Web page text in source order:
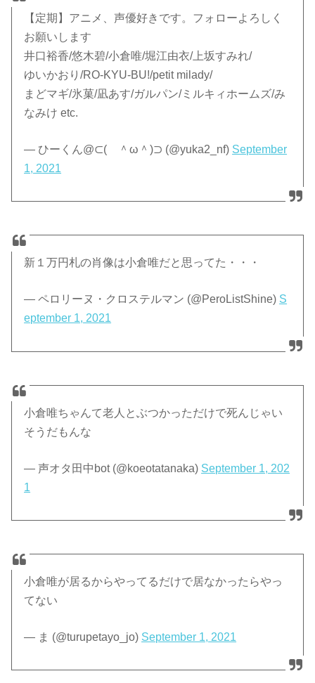
【定期】アニメ、声優好きです。フォローよろしく
お願いします
井口裕香/悠木碧/小倉唯/堀江由衣/上坂すみれ/
ゆいかおり/RO-KYU-BU!/petit milady/
まどマギ/氷菓/凪あす/ガルパン/ミルキィホームズ/み
なみけ etc.
— ひーくん@⊂( ＾ω＾)⊃ (@yuka2_nf) September
1, 2021
新１万円札の肖像は小倉唯だと思ってた・・・
— ペロリーヌ・クロステルマン (@PeroListShine) S
eptember 1, 2021
小倉唯ちゃんて老人とぶつかっただけで死んじゃい
そうだもんな
— 声オタ田中bot (@koeotatanaka) September 1, 202
1
小倉唯が居るからやってるだけで居なかったらやっ
てない
— ま (@turupetayo_jo) September 1, 2021